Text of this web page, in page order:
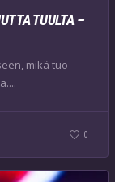
TUULTA –
mikä tuo
0